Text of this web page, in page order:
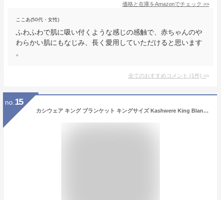
価格と在庫をAmazonでチェック >>
ここあ(50代・女性)
ふわふわで肌に吸い付くような感じの感触で、赤ちゃんのや
わらかい肌にもなじみ、長く愛用していただけると思います
。
全てのおすすめコメント (1件) >
no. 15
カシウェア キング ブランケット キングサイズ Kashwere King Blanket マイクロファイバーを使用し極上の肌触りのブランケットです。お祝い返しやプレゼントに最適です。 【西日本】